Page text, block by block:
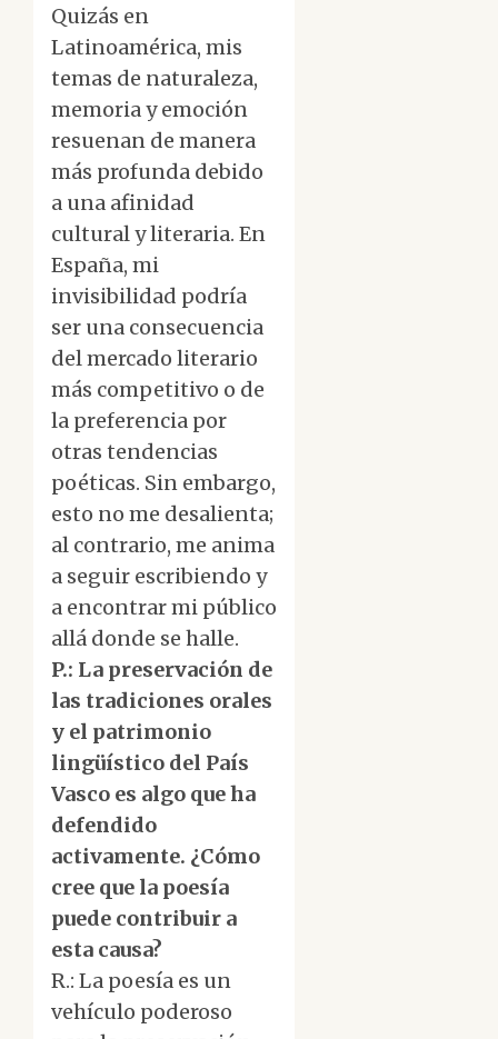
Quizás en
Latinoamérica, mis
temas de naturaleza,
memoria y emoción
resuenan de manera
más profunda debido
a una afinidad
cultural y literaria. En
España, mi
invisibilidad podría
ser una consecuencia
del mercado literario
más competitivo o de
la preferencia por
otras tendencias
poéticas. Sin embargo,
esto no me desalienta;
al contrario, me anima
a seguir escribiendo y
a encontrar mi público
allá donde se halle.
P.: La preservación de
las tradiciones orales
y el patrimonio
lingüístico del País
Vasco es algo que ha
defendido
activamente. ¿Cómo
cree que la poesía
puede contribuir a
esta causa?
R.: La poesía es un
vehículo poderoso